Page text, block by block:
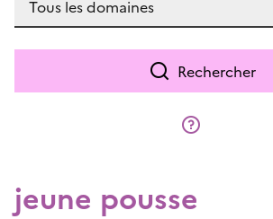
Rechercher
jeune pousse